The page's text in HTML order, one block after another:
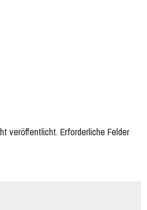
veröffentlicht. Erforderliche Felder